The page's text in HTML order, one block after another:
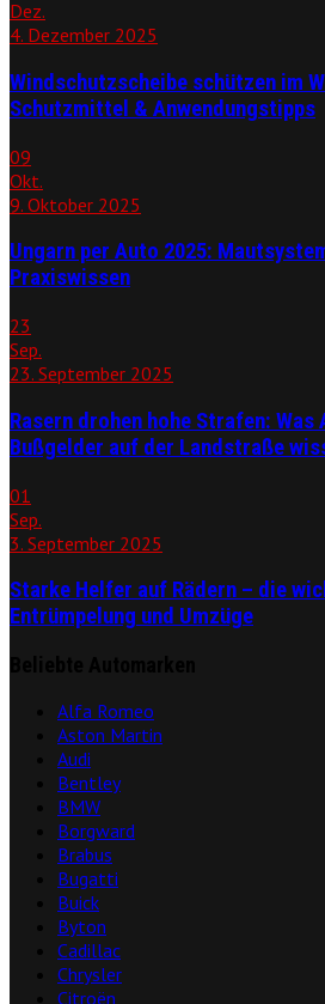
Dez.
4. Dezember 2025
Windschutzscheibe schützen im
Schutzmittel & Anwendungstipps
09
Okt.
9. Oktober 2025
Ungarn per Auto 2025:
Praxiswissen
23
Sep.
23. September 2025
Rasern drohen hohe Strafen:
Bußgelder auf der Landstraße
01
Sep.
3. September 2025
Starke Helfer auf Rädern – die
Entrümpelung und Umzüge
Alfa Romeo
Aston Martin
Audi
Bentley
BMW
Borgward
Brabus
Bugatti
Buick
Byton
Cadillac
Chrysler
Citroën